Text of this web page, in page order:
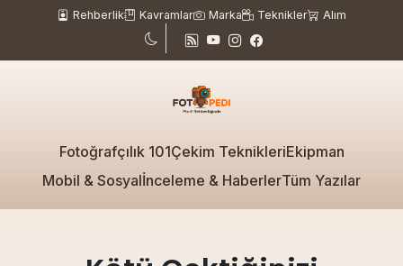
Rehberlik Kavramlar Marka Teknikler Alım
Fotoğrafçılık 101Çekim TeknikleriEkipman
Mobil & Sosyalİnceleme & HaberlerTüm Yazılar